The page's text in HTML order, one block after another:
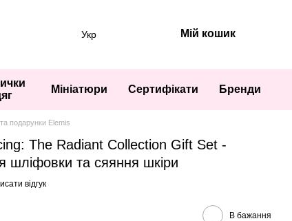
Укр Мій кошик
Мініатюри Сертифікати Бренди
подарунки Elemis
The Radiant Collection Gift Set -
шліфовки та сяяння шкіри
відгук
В бажання